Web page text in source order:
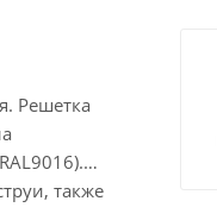
Решетка
также